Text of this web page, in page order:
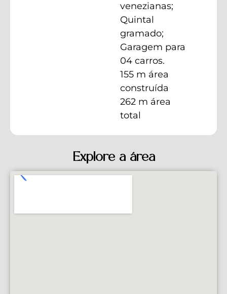
venezianas;
Quintal
gramado;
Garagem para
04 carros.
155 m área
construída
⁠262 m área
total
Explore a área